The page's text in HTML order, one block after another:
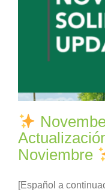
Noviembre
[Español a